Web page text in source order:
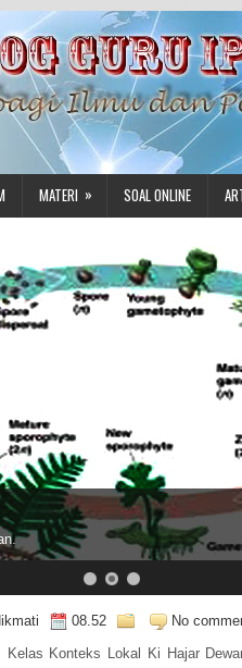
MATERI » SOAL ONLINE
08.52
No
Kelas Konteks Lokal Ki Hajar